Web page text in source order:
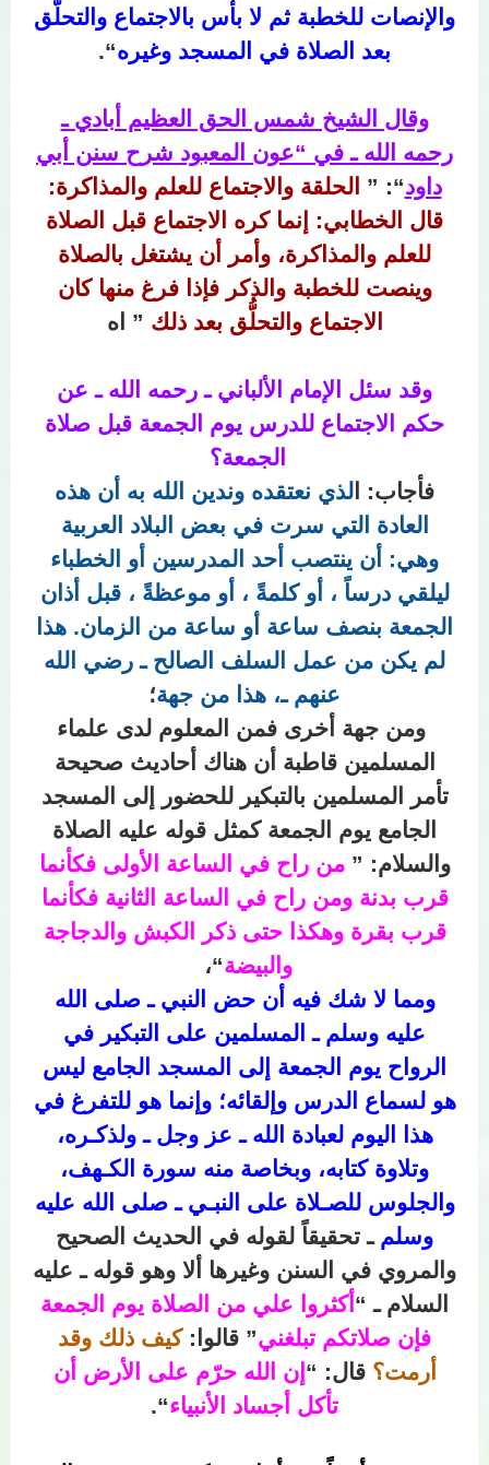
والإنصات للخطبة ثم لا بأس بالاجتماع والتحلُّق
بعد الصلاة في المسجد وغيره“.
وقال الشيخ شمس الحق العظيم أبادي ـ
رحمه الله ـ في “عون المعبود شرح سنن أبي
داود“: ” الحلقة والاجتماع للعلم والمذاكرة:
قال الخطابي: إنما كره الاجتماع قبل الصلاة
للعلم والمذاكرة، وأمر أن يشتغل بالصلاة
وينصت للخطبة والذكر فإذا فرغ منها كان
الاجتماع والتحلُّق بعد ذلك ” اه
وقد سئل الإمام الألباني ـ رحمه الله ـ عن
حكم الاجتماع للدرس يوم الجمعة قبل صلاة
الجمعة؟
فأجاب: ا لذي نعتقده وندين الله به أن هذه
العادة التي سرت في بعض البلاد العربية
وهي: أن ينتصب أحد المدرسين أو الخطباء
ليلقي درساً ، أو كلمةً ، أو موعظةً ، قبل أذان
الجمعة بنصف ساعة أو ساعة من الزمان. هذا
لم يكن من عمل السلف الصالح ـ رضي الله
عنهم ـ، هذا من جهة؛
ومن جهة أخرى فمن المعلوم لدى علماء
المسلمين قاطبة أن هناك أحاديث صحيحة
تأمر المسلمين بالتبكير للحضور إلى المسجد
الجامع يوم الجمعة كمثل قوله عليه الصلاة
والسلام: ”من راح في الساعة الأولى فكأنما
قرب بدنة ومن راح في الساعة الثانية فكأنما
قرب بقرة وهكذا حتى ذكر الكبش والدجاجة
والبيضة“،
ومما لا شك فيه أن حض النبي ـ صلى الله
عليه وسلم ـ المسلمين على التبكير في
الرواح يوم الجمعة إلى المسجد الجامع ليس
هو لسماع الدرس وإلقائه؛ وإنما هو للتفرغ في
هذا اليوم لعبادة الله ـ عز وجل ـ ولذكـره،
وتلاوة كتابه، وبخاصة منه سورة الكـهف،
والجلوس للصـلاة على النبـي ـ صلى الله عليه
وسلمـ تحقيقاً لقوله في الحديث الصحيح
والمروي في السنن وغيرها ألا وهو قوله ـ عليه
السلام ـ “ أكثروا علي من الصلاة يوم الجمعة
فإن صلاتكم تبلغني” قالوا: كيف ذلك وقد
أرمت؟ قال: “ إن الله حرّم على الأرض أن
تأكل أجساد الأنبياء“.